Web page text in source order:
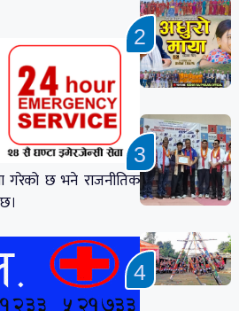
गरेको छ भने राजनीतिक